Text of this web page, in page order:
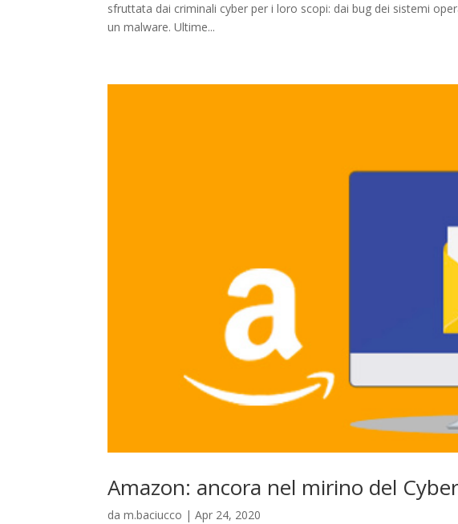
sfruttata dai criminali cyber per i loro scopi: dai bug dei sistemi
un malware. Ultime...
Amazon: ancora nel mirino del
dam.baciucco |Apr 24, 2020